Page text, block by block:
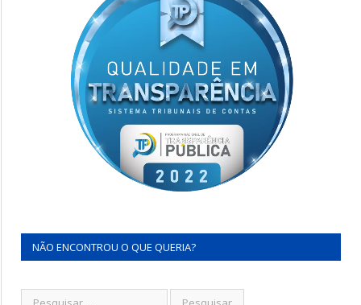
NÃO ENCONTROU O QUE QUERIA?